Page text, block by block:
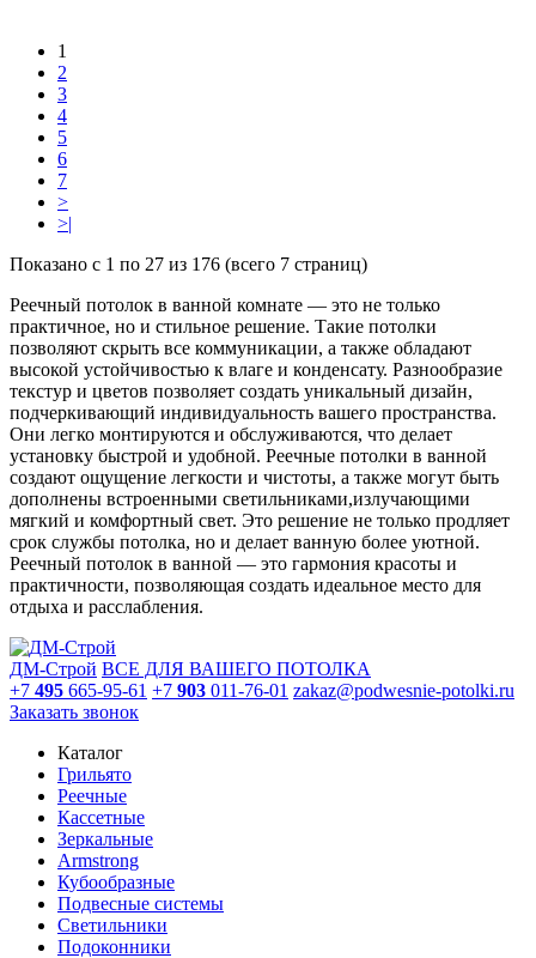
1
2
3
4
5
6
7
>
>|
Показано с 1 по 27 из 176 (всего 7 страниц)
Реечный потолок в ванной комнате — это не только
практичное, но и стильное решение. Такие потолки
позволяют скрыть все коммуникации, а также обладают
высокой устойчивостью к влаге и конденсату. Разнообразие
текстур и цветов позволяет создать уникальный дизайн,
подчеркивающий индивидуальность вашего пространства.
Они легко монтируются и обслуживаются, что делает
установку быстрой и удобной. Реечные потолки в ванной
создают ощущение легкости и чистоты, а также могут быть
дополнены встроенными светильниками,излучающими
мягкий и комфортный свет. Это решение не только продляет
срок службы потолка, но и делает ванную более уютной.
Реечный потолок в ванной — это гармония красоты и
практичности, позволяющая создать идеальное место для
отдыха и расслабления.
ДМ-Строй ВСЕ ДЛЯ ВАШЕГО ПОТОЛКА
+7 495 665-95-61 +7 903 011-76-01 zakaz@podwesnie-potolki.ru
Заказать звонок
Каталог
Грильято
Реечные
Кассетные
Зеркальные
Armstrong
Кубообразные
Подвесные системы
Светильники
Подоконники